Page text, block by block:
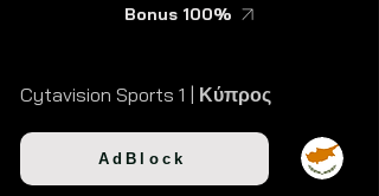
Cytavision Sports 1 | Κύπρος
AdBlock
Bonus 100%